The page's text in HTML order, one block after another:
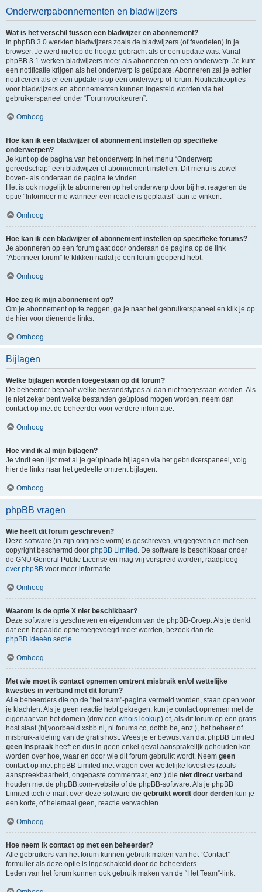
Onderwerpabonnementen en bladwijzers
Wat is het verschil tussen een bladwijzer en abonnement?
In phpBB 3.0 werkten bladwijzers zoals de bladwijzers (of favorieten) in je
browser. Je werd niet op de hoogte gebracht als er een update was. Vanaf
phpBB 3.1 werken bladwijzers meer als abonneren op een onderwerp. Je kunt
een notificatie krijgen als het onderwerp is geüpdate. Abonneren zal je echter
notificeren als er een update is op een onderwerp of forum. Notificatieopties
voor bladwijzers en abonnementen kunnen ingesteld worden via het
gebruikerspaneel onder “Forumvoorkeuren”.
Omhoog
Hoe kan ik een bladwijzer of abonnement instellen op specifieke
onderwerpen?
Je kunt op de pagina van het onderwerp in het menu “Onderwerp
gereedschap” een bladwijzer of abonnement instellen. Dit menu is zowel
boven- als onderaan de pagina te vinden.
Het is ook mogelijk te abonneren op het onderwerp door bij het reageren de
optie “Informeer me wanneer een reactie is geplaatst” aan te vinken.
Omhoog
Hoe kan ik een bladwijzer of abonnement instellen op specifieke forums?
Je abonneren op een forum gaat door onderaan de pagina op de link
“Abonneer forum” te klikken nadat je een forum geopend hebt.
Omhoog
Hoe zeg ik mijn abonnement op?
Om je abonnement op te zeggen, ga je naar het gebruikerspaneel en klik je op
de hier voor dienende links.
Omhoog
Bijlagen
Welke bijlagen worden toegestaan op dit forum?
De beheerder bepaalt welke bestandstypes al dan niet toegestaan worden. Als
je niet zeker bent welke bestanden geüpload mogen worden, neem dan
contact op met de beheerder voor verdere informatie.
Omhoog
Hoe vind ik al mijn bijlagen?
Je vindt een lijst met al je geüploade bijlagen via het gebruikerspaneel, volg
hier de links naar het gedeelte omtrent bijlagen.
Omhoog
phpBB vragen
Wie heeft dit forum geschreven?
Deze software (in zijn originele vorm) is geschreven, vrijgegeven en met een
copyright beschermd door phpBB Limited . De software is beschikbaar onder
de GNU General Public License en mag vrij verspreid worden, raadpleeg
over phpBB voor meer informatie.
Omhoog
Waarom is de optie X niet beschikbaar?
Deze software is geschreven en eigendom van de phpBB-Groep. Als je denkt
dat een bepaalde optie toegevoegd moet worden, bezoek dan de
phpBB Ideeën sectie.
Omhoog
Met wie moet ik contact opnemen omtrent misbruik en/of wettelijke
kwesties in verband met dit forum?
Alle beheerders die op de "het team"-pagina vermeld worden, staan open voor
je klachten. Als je geen reactie hebt gekregen, kun je contact opnemen met de
eigenaar van het domein (dmv een whois lookup) of, als dit forum op een gratis
host staat (bijvoorbeeld xsbb.nl, nl.forums.cc, dotbb.be, enz.), het beheer of
misbruik-afdeling van de gratis host. Wees je er bewust van dat phpBB Limited
geen inspraak heeft en dus in geen enkel geval aansprakelijk gehouden kan
worden over hoe, waar en door wie dit forum gebruikt wordt. Neem geen
contact op met phpBB Limited met vragen over wettelijke kwesties (zoals
aanspreekbaarheid, ongepaste commentaar, enz.) die niet direct verband
houden met de phpBB.com-website of de phpBB-software. Als je phpBB
Limited toch e-mailt over deze software die gebruikt wordt door derden kun je
een korte, of helemaal geen, reactie verwachten.
Omhoog
Hoe neem ik contact op met een beheerder?
Alle gebruikers van het forum kunnen gebruik maken van het “Contact”-
formulier als deze optie is ingeschakeld door de beheerders.
Leden van het forum kunnen ook gebruik maken van de “Het Team”-link.